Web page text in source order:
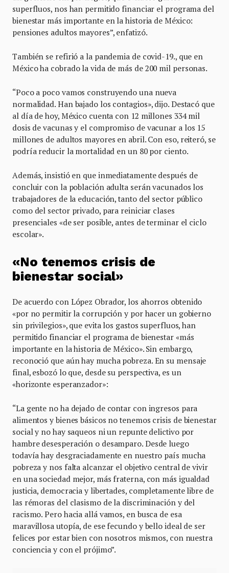
superfluos, nos han permitido financiar el programa del
bienestar más importante en la historia de México:
pensiones adultos mayores”, enfatizó.
También se refirió a la pandemia de covid-19., que en
México ha cobrado la vida de más de 200 mil personas.
“Poco a poco vamos construyendo una nueva
normalidad. Han bajado los contagios», dijo. Destacó que
al día de hoy, México cuenta con 12 millones 334 mil
dosis de vacunas y el compromiso de vacunar a los 15
millones de adultos mayores en abril. Con eso, reiteró, se
podría reducir la mortalidad en un 80 por ciento.
Además, insistió en que inmediatamente después de
concluir con la población adulta serán vacunados los
trabajadores de la educación, tanto del sector público
como del sector privado, para reiniciar clases
presenciales «de ser posible, antes de terminar el ciclo
escolar».
«No tenemos crisis de
bienestar social»
De acuerdo con López Obrador, los ahorros obtenido
«por no permitir la corrupción y por hacer un gobierno
sin privilegios», que evita los gastos superfluos, han
permitido financiar el programa de bienestar «más
importante en la historia de México». Sin embargo,
reconoció que aún hay mucha pobreza. En su mensaje
final, esbozó lo que, desde su perspectiva, es un
«horizonte esperanzador»:
“La gente no ha dejado de contar con ingresos para
alimentos y bienes básicos no tenemos crisis de bienestar
social y no hay saqueos ni un repunte delictivo por
hambre desesperación o desamparo. Desde luego
todavía hay desgraciadamente en nuestro país mucha
pobreza y nos falta alcanzar el objetivo central de vivir
en una sociedad mejor, más fraterna, con más igualdad
justicia, democracia y libertades, completamente libre de
las rémoras del clasismo de la discriminación y del
racismo. Pero hacia allá vamos, en busca de esa
maravillosa utopía, de ese fecundo y bello ideal de ser
felices por estar bien con nosotros mismos, con nuestra
conciencia y con el prójimo”.